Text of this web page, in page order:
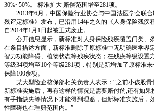
30%~50%。 标准扩大 赔偿范围增至281项。
2013年6月，中国保险行业协会与中国法医学会联合
残评定标准》发布，已沿用14年之久的《人身保险残疾
自2014年1月1日起被正式废止。
公开信息显示，新标准对人身保险残疾覆盖门类、条
在条目描述方面，新标准删除了原标准中无明确医学界
智力功能障碍、植物状态等残疾状态；在残疾等级设置
等级34项增至10个等级281项，特别是新增加了原标准
保障100余项。
某大型险企核保部相关负责人表示：“之前小孩股骨
新标准实施后，再有这样的情况是需要赔付的;还有如果
有手指缺失等情况下才能得到理赔，但新标准实施后，
性障碍也在理赔范围内。”